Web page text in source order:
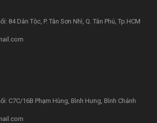
84 Dân Tộc, P. Tân Sơn Nhì, Q. Tân Phú, Tp.HCM
C7C/16B Phạm Hùng, Bình Hưng, Bình Chánh